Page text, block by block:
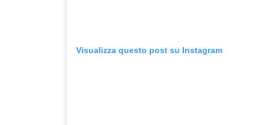
Visualizza questo post su Instagram